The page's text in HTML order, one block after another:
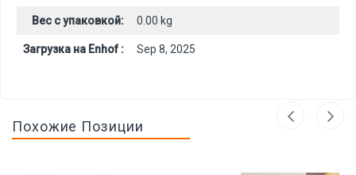
Вес с упаковкой: 0.00 kg
Загрузка на Enhof : Sep 8, 2025
Похожие Позиции